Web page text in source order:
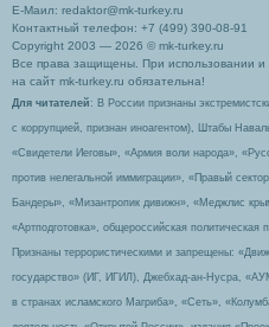
Е-Маил: redaktor@mk-turkey.ru
Контактный телефон: +7 (499) 390-08-91
Copyright 2003 — 2026 © mk-turkey.ru
Все права защищены. При использовании и
на сайт mk-turkey.ru обязательна!
Для читателей : В России признаны
с коррупцией, признан иноагентом), Штабы
«Свидетели Иеговы», «Армия воли народа»,
против нелегальной иммиграции», «Правый
Бандеры», «Мизантропик дивижн», «Меджлис
«Артподготовка», общероссийская
Признаны террористическими и запрещены:
государство» (ИГ, ИГИЛ), Джебхад-ан-Нусра,
в странах исламского Магриба», «Сеть»,